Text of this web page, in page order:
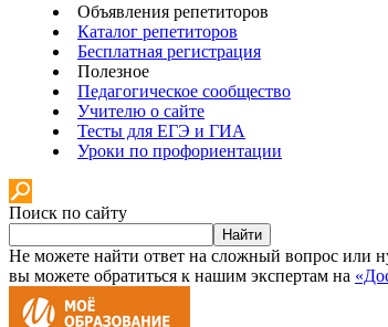
Объявления репетиторов
Каталог репетиторов
Бесплатная регистрация
Полезное
Педагогическое сообщество
Учителю о сайте
Тесты для ЕГЭ и ГИА
Уроки по профориентации
Поиск по сайту
Найти
Не можете найти ответ на сложный вопрос или
вы можете обратиться к нашим экспертам на